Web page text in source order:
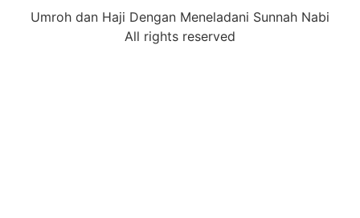
Umroh dan Haji Dengan Meneladani Sunnah Nabi
All rights reserved